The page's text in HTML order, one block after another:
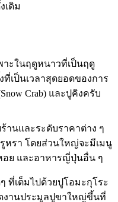
เดิม
ะในฤดูหนาวที่เป็นฤดู
เป็นเวลาสุดยอดของการ
Crab) และปูคิงครับ
นและระดับราคาต่าง ๆ
หรา โดยส่วนใหญ่จะมีเมนู
อย และอาหารญี่ปุ่นอื่น ๆ
ที่เต็มไปด้วยปูโอมะกุโระ
งานประมูลปูขาใหญ่ขึ้นที่